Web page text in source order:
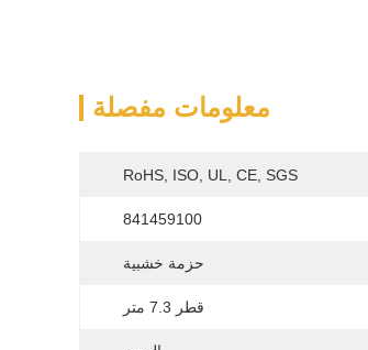
معلومات مفصلة
RoHS, ISO, UL, CE, SGS
841459100
حزمة خشبية
قطر 7.3 متر